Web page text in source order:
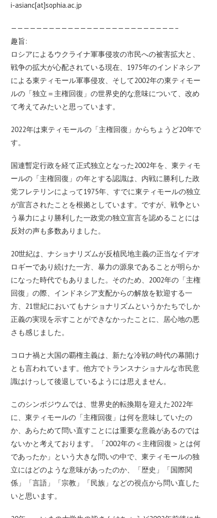
i-asianc[at]sophia.ac.jp
——————————————————————————–
趣旨:
ロシアによるウクライナ軍事侵攻の市民への被害拡大と、
戦争の拡大が心配されている現在、1975年のインドネシア
による東ティモール軍事侵攻、そして2002年の東ティモー
ルの「独立＝主権回復」の世界史的な意味について、改め
て考えてみたいと思っています。
2022年は東ティモールの「主権回復」からちょうど20年で
す。
国連暫定行政を経て正式独立となった2002年を、東ティモ
ールの「主権回復」の年とする認識は、内戦に勝利した政
党フレテリンによって1975年、すでに東ティモールの独立
が宣言されたことを根拠としています。ですが、戦争とい
う暴力により勝利した一政党の独立宣言を認めることには
反対の声も多数ありました。
20世紀は、ナショナリズムが反植民地主義の正当なイデオ
ロギーであり続けた一方、暴力の源泉であることが明らか
になった時代でもありました。そのため、2002年の「主権
回復」の際、インドネシア支配からの解放を歓迎する一
方、21世紀においてもナショナリズムというかたちでしか
正義の実現を示すことができなかったことに、居心地の悪
さも感じました。
コロナ禍と大国の覇権主義は、新たな冷戦の時代の幕開け
とも言われています。他方でトランスナショナルな市民意
識はけっして後退しているようには思えません。
このシンポジウムでは、世界史的転換期を迎えた2022年
に、東ティモールの「主権回復」は何を意味していたの
か、あらためて問い直すことには重要な意義があるのでは
ないかと考えております。「2002年の＜主権回復＞とは何
であったか」という大きな問いの中で、東ティモールの独
立にはどのような意味があったのか、「歴史」「国際関
係」「言語」「宗教」「民族」などの視点から問い直した
いと思います。